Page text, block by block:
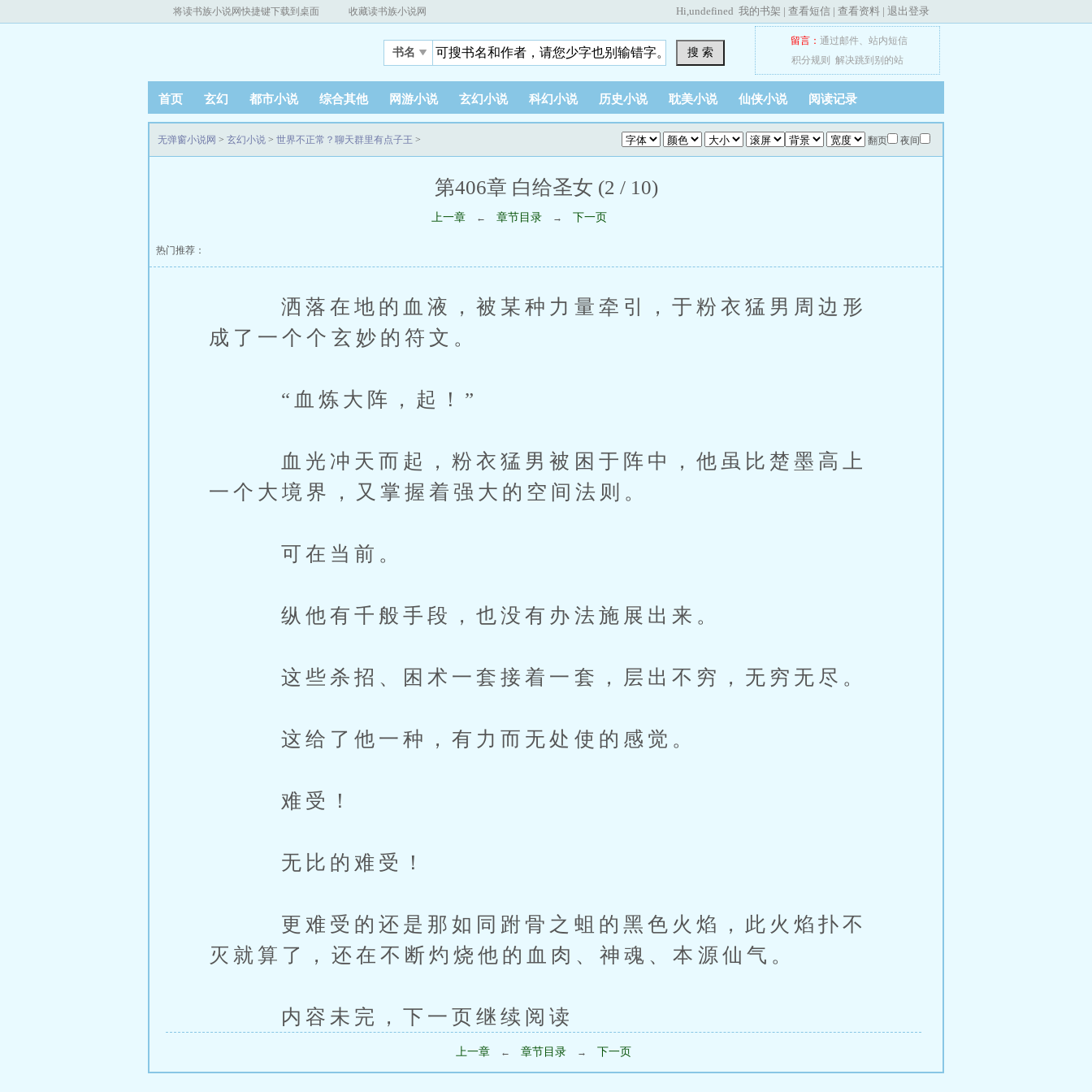
将读书族小说网快捷键下载到桌面 收藏读书族小说网 Hi,undefined 我的书架 | 查看短信 | 查看资料 | 退出登录
书名 搜 索
留言： 通过邮件、 站内短信
积分规则
解决跳到别的站
首页 玄幻 都市小说 综合其他 网游小说 玄幻小说 科幻小说 历史小说 耽美小说 仙侠小说 阅读记录
翻页 夜间
无弹窗小说网 > 玄幻小说 > 世界不正常？聊天群里有点子王 >
第406章 白给圣女 (2 / 10)
上一章 ← 章节目录 → 下一页
热门推荐：
洒落在地的血液，被某种力量牵引，于粉衣猛男周边形
成了一个个玄妙的符文。
“血炼大阵，起！”
血光冲天而起，粉衣猛男被困于阵中，他虽比楚墨高上
一个大境界，又掌握着强大的空间法则。
可在当前。
纵他有千般手段，也没有办法施展出来。
这些杀招、困术一套接着一套，层出不穷，无穷无尽。
这给了他一种，有力而无处使的感觉。
难受！
无比的难受！
更难受的还是那如同跗骨之蛆的黑色火焰，此火焰扑不
灭就算了，还在不断灼烧他的血肉、神魂、本源仙气。
内容未完，下一页继续阅读
上一章 ← 章节目录 → 下一页